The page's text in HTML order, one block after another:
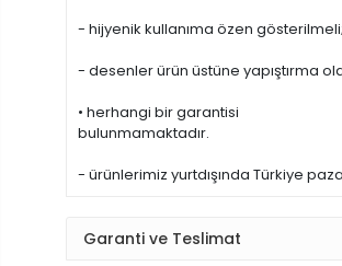
- hijyenik kullanıma özen
- desenler ürün üstüne yapıştırma
• herhangi bir garantisi
bulunmamaktadır.
- ürünlerimiz yurtdışında Türkiye
Garanti ve Teslimat